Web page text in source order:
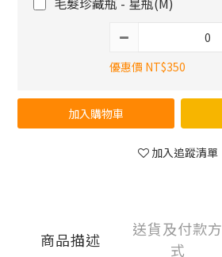
優惠價 NT$350
加入購物車
加入追蹤清單
商品描述
送貨及付款方
式